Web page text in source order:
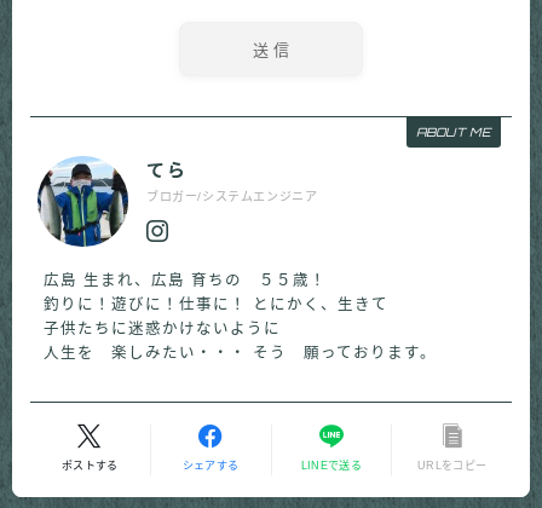
ABOUT ME
てら
ブロガー/システムエンジニア
広島 生まれ、広島 育ちの ５５歳！
釣りに！遊びに！仕事に！ とにかく、生きて
子供たちに迷惑かけないように
人生を 楽しみたい・・・ そう 願っております。
ポストする シェアする LINEで送る URLをコピー